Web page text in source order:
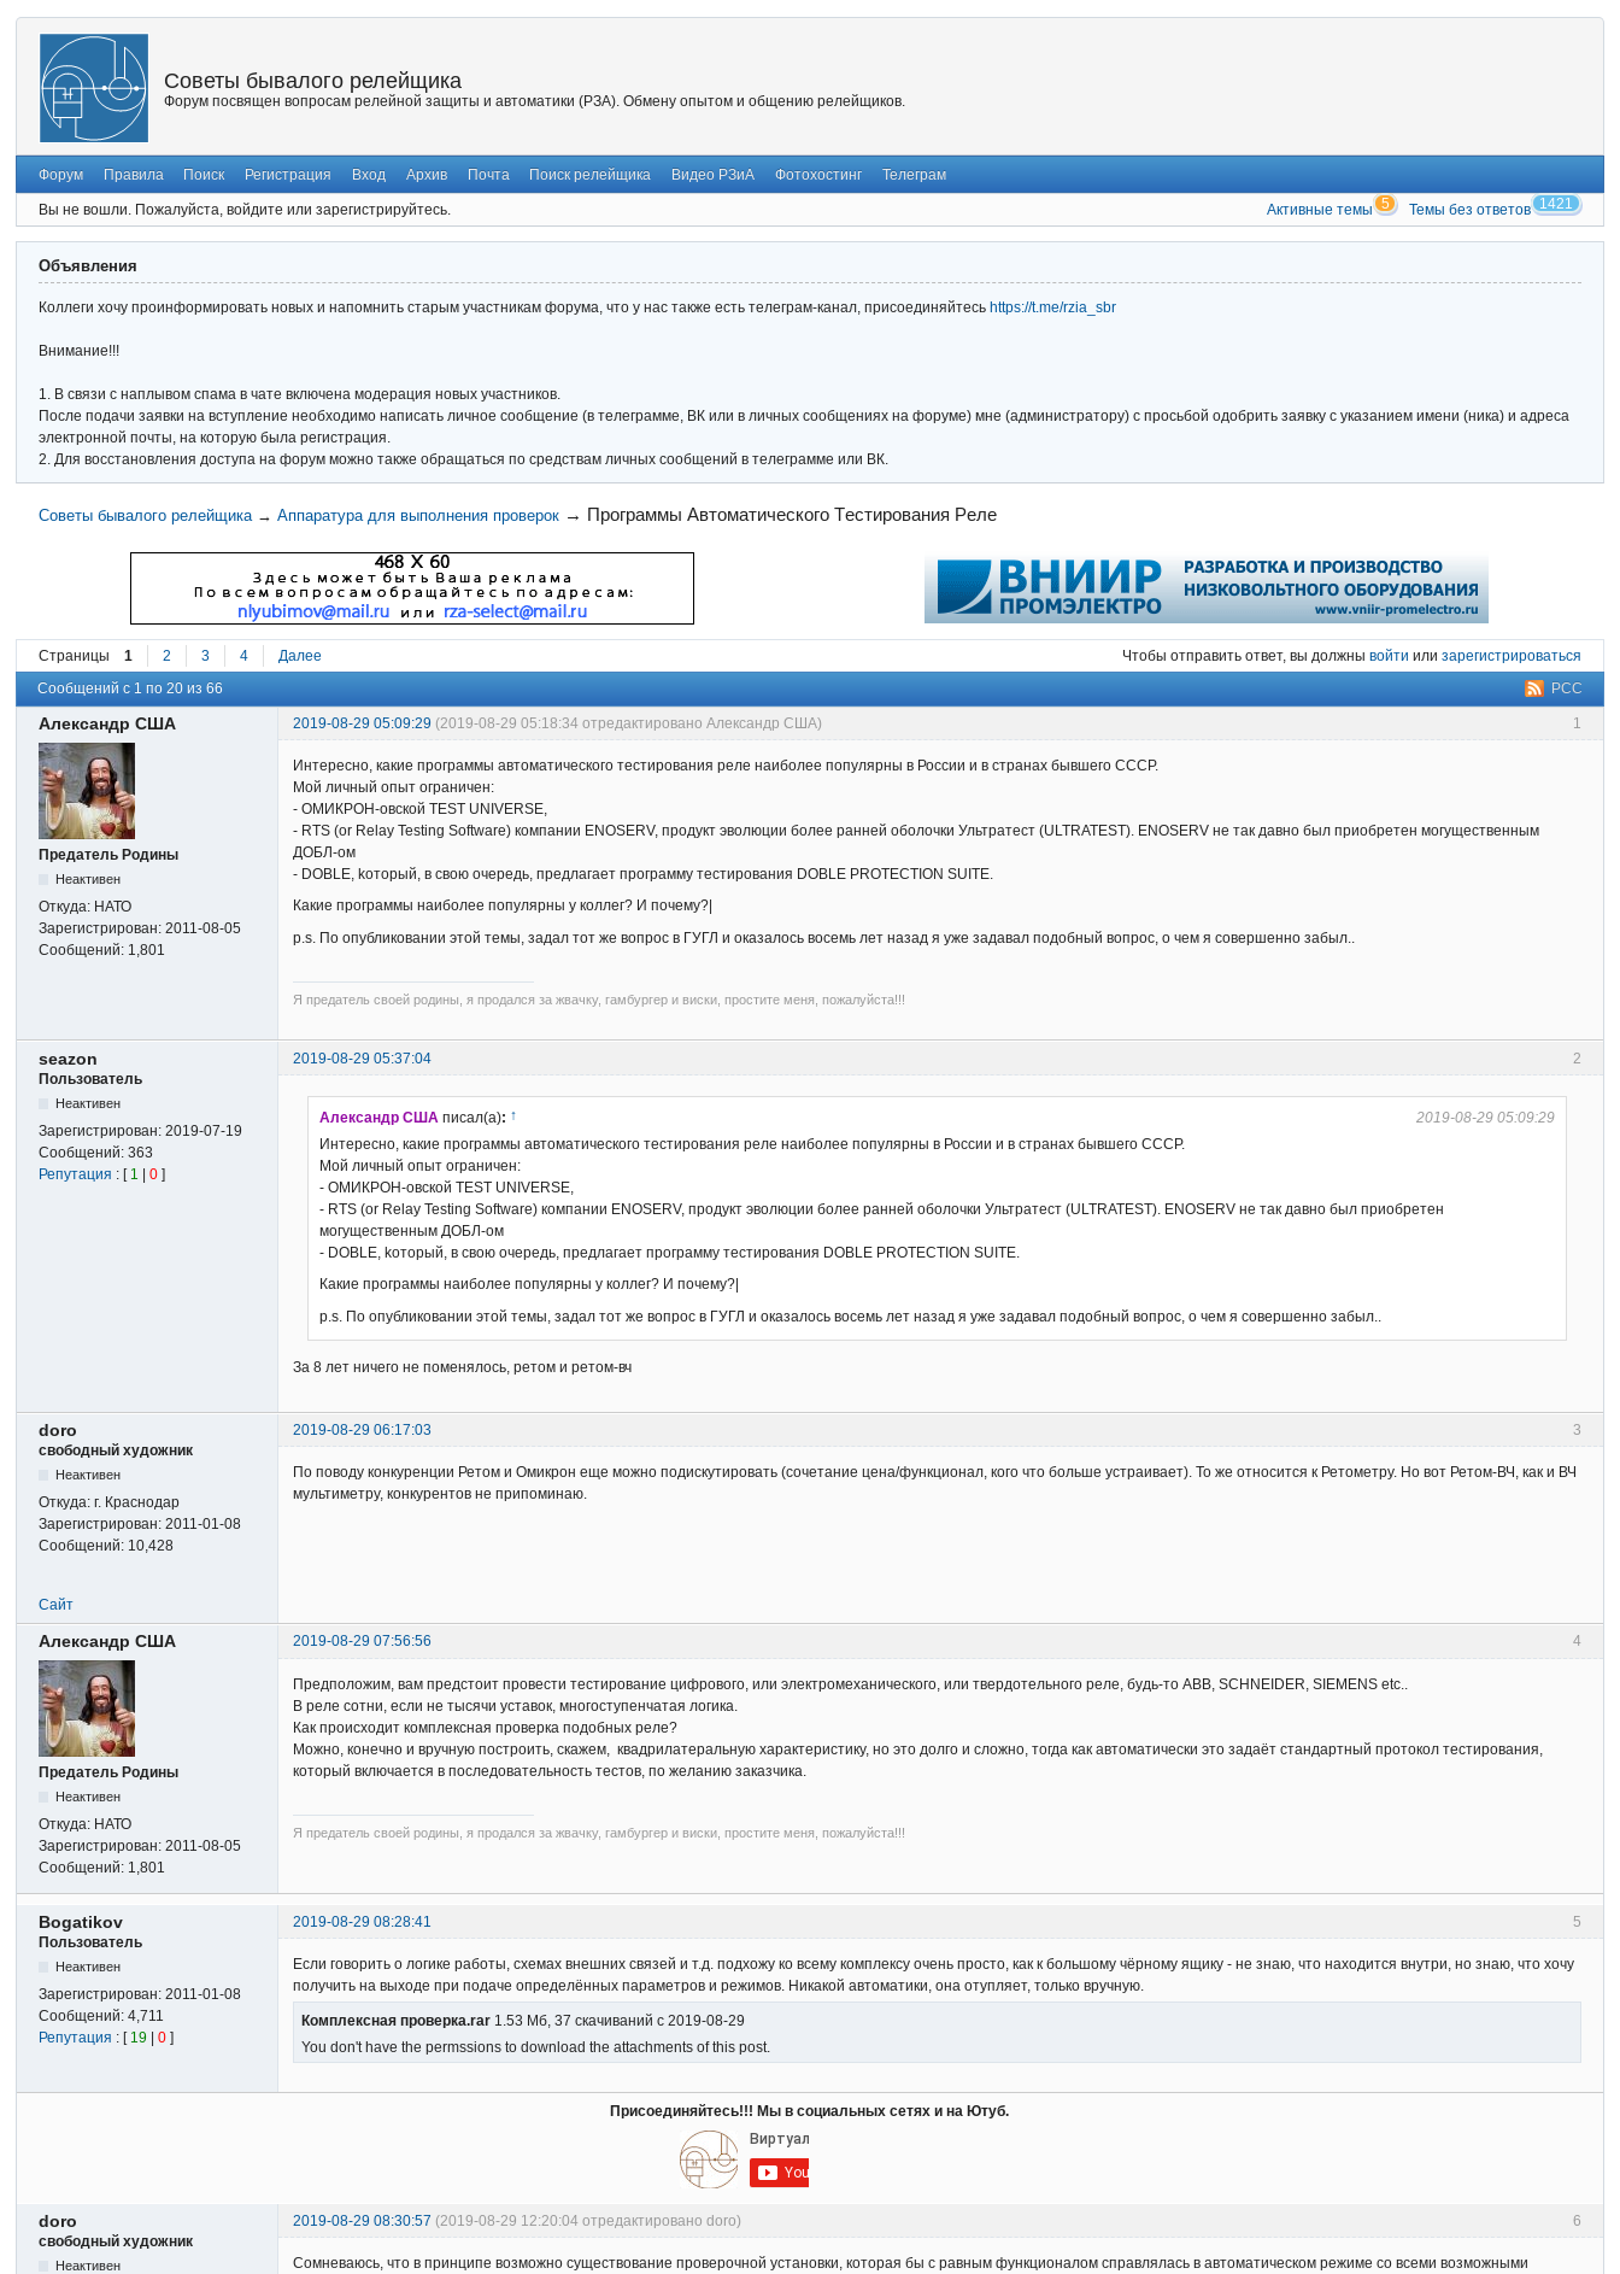
Советы бывалого релейщика
Форум посвящен вопросам релейной защиты и автоматики (РЗА). Обмену опытом и общению релейщиков.
Форум Правила Поиск Регистрация Вход Архив Почта Поиск релейщика Видео РЗиА Фотохостинг Телеграм
Вы не вошли. Пожалуйста, войдите или зарегистрируйтесь. Активные темы 5 Темы без ответов 1421
Объявления
Коллеги хочу проинформировать новых и напомнить старым участникам форума, что у нас также есть телеграм-канал, присоединяйтесь https://t.me/rzia_sbr
Внимание!!!
1. В связи с наплывом спама в чате включена модерация новых участников.
После подачи заявки на вступление необходимо написать личное сообщение (в телеграмме, ВК или в личных сообщениях на форуме) мне (администратору) с просьбой одобрить заявку с указанием имени (ника) и адреса
электронной почты, на которую была регистрация.
2. Для восстановления доступа на форум можно также обращаться по средствам личных сообщений в телеграмме или ВК.
Советы бывалого релейщика → Аппаратура для выполнения проверок → Программы Aвтоматического Tестирования Pеле
Страницы 1 2 3 4 Далее Чтобы отправить ответ, вы должны войти или зарегистрироваться
РСС
Сообщений с 1 по 20 из 66
1
Александр США 2019-08-29 05:09:29 (2019-08-29 05:18:34 отредактировано Александр США)
Предатель Родины
Неактивен
Откуда: НАТО
Зарегистрирован:2011-08-05
Сообщений: 1,801
Интересно, какие программы автоматического тестирования реле наиболее популярны в России и в странах бывшего СССР.
Мой личный опыт ограничен:
- ОМИКРОН-овской TEST UNIVERSE,
- RTS (or Relay Testing Software) компании ENOSERV, продукт эволюции более ранней оболочки Ультратест (ULTRATEST). ENOSERV не так давно был приобретен могущественным
ДОБЛ-ом
- DOBLE, kоторый, в свою очередь, предлагает программу тестирования DOBLE PROTECTION SUITE.
Какие программы наиболее популярны у коллег? И почему?|
p.s. По опубликовании этой темы, задал тот же вопрос в ГУГЛ и оказалось восемь лет назад я уже задавал подобный вопрос, о чем я совершенно забыл..
Я предатель своей родины, я продался за жвачку, гамбургер и виски, простите меня, пожалуйста!!!
2
seazon
2019-08-29 05:37:04
Пользователь
Неактивен
Зарегистрирован:2019-07-19
Сообщений:363
Репутация : [ 1 |0 ]
Александр США писал(а): ↑
2019-08-29 05:09:29
Интересно, какие программы автоматического тестирования реле наиболее популярны в России и в странах бывшего СССР.
Мой личный опыт ограничен:
- ОМИКРОН-овской TEST UNIVERSE,
- RTS (or Relay Testing Software) компании ENOSERV, продукт эволюции более ранней оболочки Ультратест (ULTRATEST). ENOSERV не так давно был приобретен
могущественным ДОБЛ-ом
- DOBLE, kоторый, в свою очередь, предлагает программу тестирования DOBLE PROTECTION SUITE.
Какие программы наиболее популярны у коллег? И почему?|
p.s. По опубликовании этой темы, задал тот же вопрос в ГУГЛ и оказалось восемь лет назад я уже задавал подобный вопрос, о чем я совершенно забыл..
За 8 лет ничего не поменялось, ретом и ретом-вч
3
doro
2019-08-29 06:17:03
свободный художник
Неактивен
Откуда:г. Краснодар
Зарегистрирован:2011-01-08
Сообщений: 10,428
По поводу конкуренции Ретом и Омикрон еще можно подискутировать (сочетание цена/функционал, кого что больше устраивает). То же относится к Ретометру. Но вот Ретом-ВЧ, как и ВЧ
мультиметру, конкурентов не припоминаю.
Сайт
4
Александр США 2019-08-29 07:56:56
Предатель Родины
Неактивен
Откуда: НАТО
Зарегистрирован:2011-08-05
Сообщений: 1,801
Предположим, вам предстоит провести тестирование цифрового, или электромеханического, или твердотельного реле, будь-то ABB, SCHNEIDER, SIEMENS etc..
В реле сотни, если не тысячи уставок, многоступенчатая логика.
Как происходит комплексная проверка подобных реле?
Можно, конечно и вручную построить, скажем, квадрилатеральную характеристику, но это долго и сложно, тогда как автоматически это задаёт стандартный протокол тестирования,
который включается в последовательность тестов, по желанию заказчика.
Я предатель своей родины, я продался за жвачку, гамбургер и виски, простите меня, пожалуйста!!!
5
Bogatikov
2019-08-29 08:28:41
Пользователь
Неактивен
Зарегистрирован:2011-01-08
Сообщений:4,711
Репутация : [ 19 |0 ]
Если говорить о логике работы, схемах внешних связей и т.д. подхожу ко всему комплексу очень просто, как к большому чёрному ящику - не знаю, что находится внутри, но знаю, что хочу
получить на выходе при подаче определённых параметров и режимов. Никакой автоматики, она отупляет, только вручную.
Комплексная проверка.rar 1.53 Мб, 37 скачиваний с 2019-08-29
You don't have the permssions to download the attachments of this post.
Присоединяйтесь!!! Мы в социальных сетях и на Ютуб.
6
doro 2019-08-29 08:30:57 (2019-08-29 12:20:04 отредактировано doro)
свободный художник
Неактивен
Сомневаюсь, что в принципе возможно существование проверочной установки, которая бы с равным функционалом справлялась в автоматическом режиме со всеми возможными